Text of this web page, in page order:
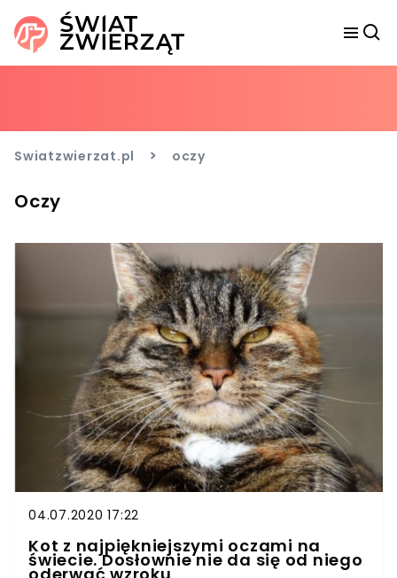
Swiatzwierzat.pl > oczy
Oczy
04.07.2020 17:22
Kot z najpiękniejszymi oczami na
świecie. Dosłownie nie da się od niego